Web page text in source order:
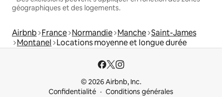
géographiques et des logements.
Airbnb France Normandie Manche Saint-James
Montanel Locations moyenne et longue durée
© 2026 Airbnb, Inc.
Confidentialité
Conditions générales